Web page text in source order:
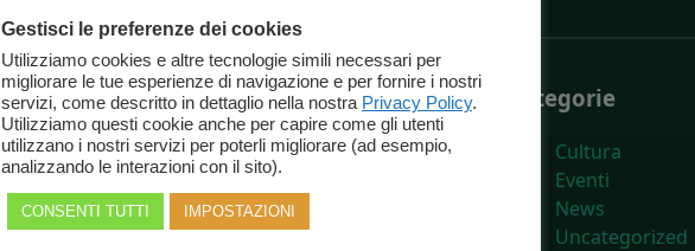
Categorie
Cultura
Eventi
News
Uncategorized
Gestisci le preferenze dei cookies
Utilizziamo cookies e altre tecnologie simili necessari per
migliorare le tue esperienze di navigazione e per fornire i nostri
servizi, come descritto in dettaglio nella nostra Privacy Policy.
Utilizziamo questi cookie anche per capire come gli utenti
utilizzano i nostri servizi per poterli migliorare (ad esempio,
analizzando le interazioni con il sito).
CONSENTI TUTTI IMPOSTAZIONI